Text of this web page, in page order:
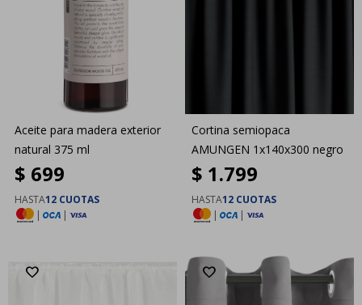
Aceite para madera exterior
natural 375 ml
$ 699
HASTA12 CUOTAS
|
|
Cortina semiopaca
AMUNGEN 1x140x300 negro
$ 1.799
HASTA12 CUOTAS
|
|